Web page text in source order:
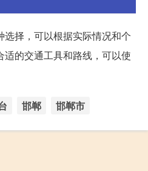
择，可以根据实际情况和个
适的交通工具和路线，可以使
邯郸 邯郸市